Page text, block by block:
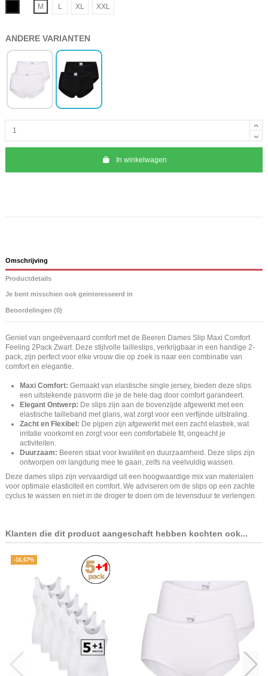
M
L XL XXL
ANDERE VARIANTEN
In winkelwagen
Omschrijving
Productdetails
Je bent misschien ook geïnteresseerd in
Beoordelingen (0)
Geniet van ongeëvenaard comfort met de Beeren Dames Slip Maxi Comfort
Feeling 2Pack Zwart. Deze stijlvolle tailleslips, verkrijgbaar in een handige 2-
pack, zijn perfect voor elke vrouw die op zoek is naar een combinatie van
comfort en elegantie.
Maxi Comfort: Gemaakt van elastische single jersey, bieden deze slips
een uitstekende pasvorm die je de hele dag door comfort garandeert.
Elegant Ontwerp: De slips zijn aan de bovenzijde afgewerkt met een
elastische tailleband met glans, wat zorgt voor een verfijnde uitstraling.
Zacht en Flexibel: De pijpen zijn afgewerkt met een zacht elastiek, wat
irritatie voorkomt en zorgt voor een comfortabele fit, ongeacht je
activiteiten.
Duurzaam: Beeren staat voor kwaliteit en duurzaamheid. Deze slips zijn
ontworpen om langdurig mee te gaan, zelfs na veelvuldig wassen.
Deze dames slips zijn vervaardigd uit een hoogwaardige mix van materialen
voor optimale elasticiteit en comfort. We adviseren om de slips op een zachte
cyclus te wassen en niet in de droger te doen om de levensduur te verlengen.
Klanten die dit product aangeschaft hebben kochten ook...
-16,67%